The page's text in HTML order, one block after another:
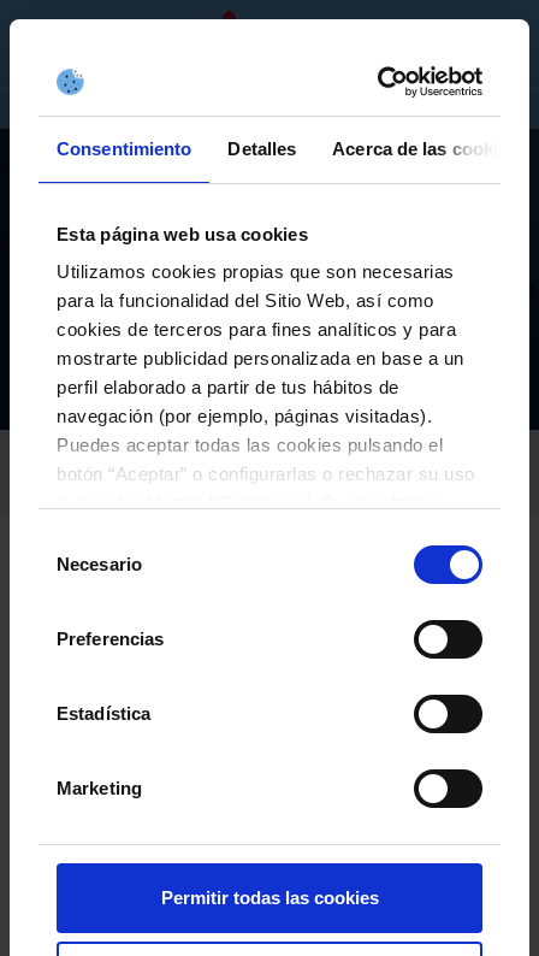
Consentimiento Detalles Acerca de las cookies
Esta página web usa cookies
Utilizamos cookies propias que son necesarias
para la funcionalidad del Sitio Web, así como
cookies de terceros para fines analíticos y para
mostrarte publicidad personalizada en base a un
perfil elaborado a partir de tus hábitos de
navegación (por ejemplo, páginas visitadas).
Puedes aceptar todas las cookies pulsando el
botón “Aceptar” o configurarlas o rechazar su uso
Necesario
Preferencias
Estadística
Marketing
Permitir todas las cookies
O RC CELTA E O CONCELLO DE VIGO IMPULSAN A
CULTURA CUN ACORDO PARA CELEBRAR
CONCERTOS EN ABANCA BALAÍDOS
Inicio El Club Actualidad
25-Novembro-2024